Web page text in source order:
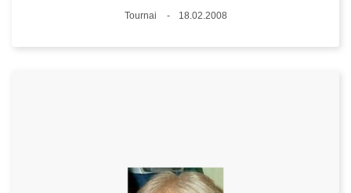
Lieux
Tournai
18.02.2008